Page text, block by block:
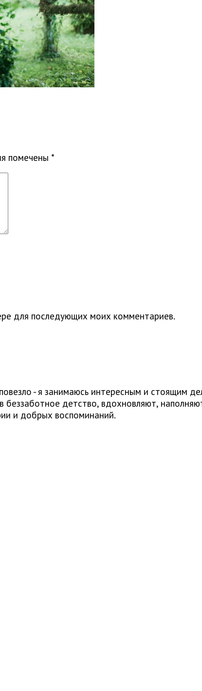
помечены *
для последующих моих комментариев.
- я занимаюсь интересным и стоящим
детство, вдохновляют,
и добрых воспоминаний.